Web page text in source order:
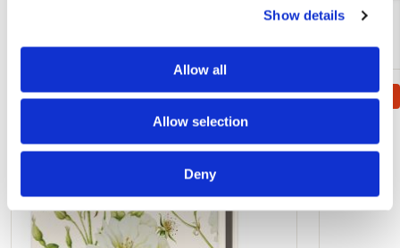
Show details
Allow all
Allow selection
Deny
Bestseller!